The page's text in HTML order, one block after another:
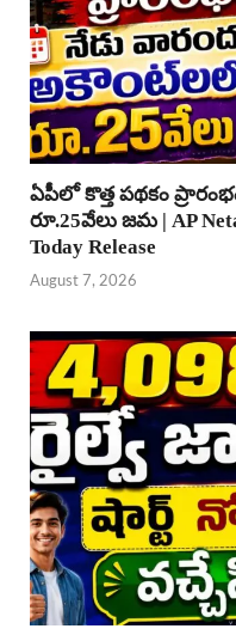
ఏపీలో కొత్త పథకం
రూ.25వేలు జమ | AP
Today Release
August 7, 2026